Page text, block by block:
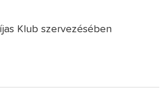
Klub szervezésében